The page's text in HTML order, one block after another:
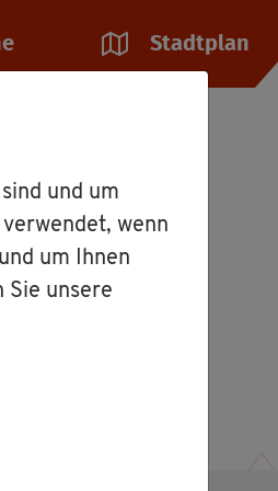
und um
wenn
um Ihnen
Sie unsere
Stadt­plan